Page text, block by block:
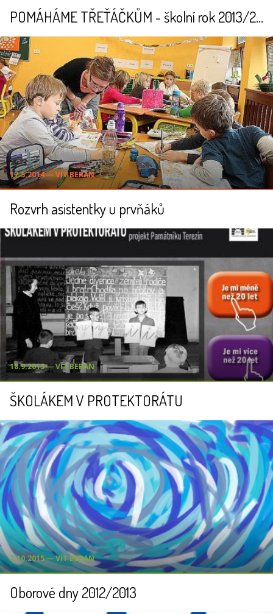
POMÁHÁME TŘEŤÁČKŮM - školní rok 2013/2014
17.5.2014 ― VÍT BERAN
Rozvrh asistentky u prvňáků
18.9.2015 ― VÍT BERAN
ŠKOLÁKEM V PROTEKTORÁTU
2.10.2015 ― VÍT BERAN
Oborové dny 2012/2013